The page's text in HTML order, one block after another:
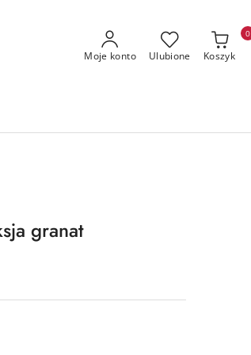
Moje konto Ulubione Koszyk
0
granat